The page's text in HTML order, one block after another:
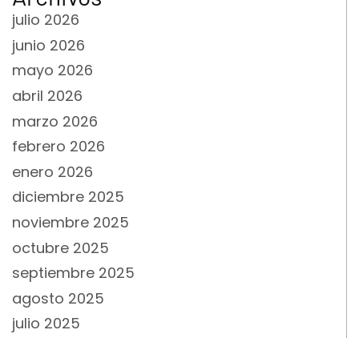
julio 2026
junio 2026
mayo 2026
abril 2026
marzo 2026
febrero 2026
enero 2026
diciembre 2025
noviembre 2025
octubre 2025
septiembre 2025
agosto 2025
julio 2025